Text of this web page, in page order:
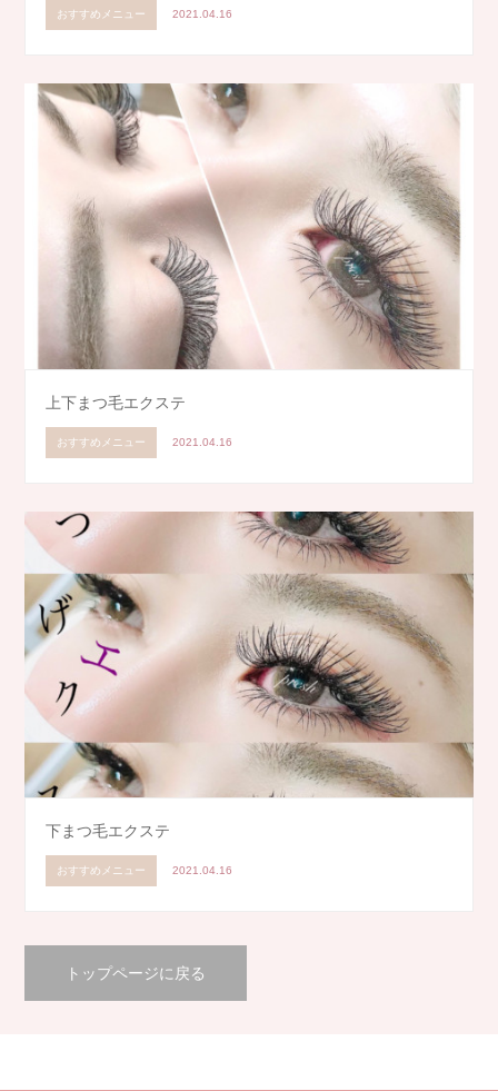
おすすめメニュー 2021.04.16
上下まつ毛エクステ
おすすめメニュー 2021.04.16
下まつ毛エクステ
おすすめメニュー 2021.04.16
トップページに戻る